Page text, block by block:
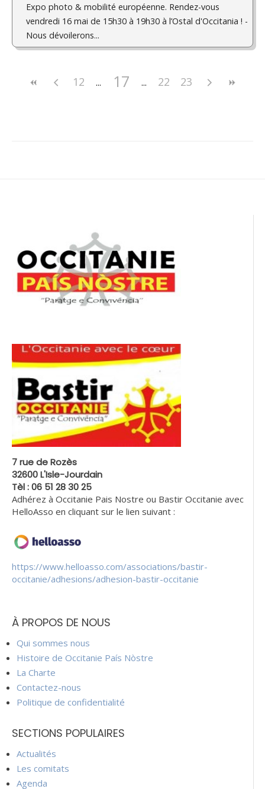
Expo photo & mobilité européenne. Rendez-vous
vendredi 16 mai de 15h30 à 19h30 à l’Ostal d'Occitania ! ­
Nous dévoilerons...
12 17 22 23
7 rue de Rozès
32600 L'Isle-Jourdain
Tèl : 06 51 28 30 25
Adhérez à Occitanie Pais Nostre ou Bastir Occitanie avec
HelloAsso en cliquant sur le lien suivant :
https://www.helloasso.com/associations/bastir-
occitanie/adhesions/adhesion-bastir-occitanie
À PROPOS DE NOUS
Qui sommes nous
Histoire de Occitanie País Nòstre
La Charte
Contactez-nous
Politique de confidentialité
SECTIONS POPULAIRES
Actualités
Les comitats
Agenda